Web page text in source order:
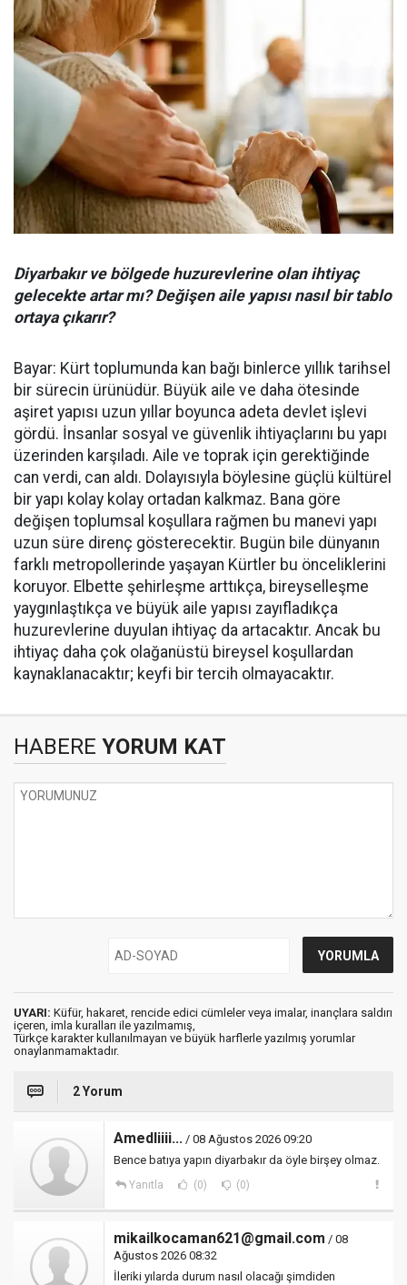
Diyarbakır ve bölgede huzurevlerine olan ihtiyaç
gelecekte artar mı? Değişen aile yapısı nasıl bir tablo
ortaya çıkarır?
Bayar: Kürt toplumunda kan bağı binlerce yıllık tarihsel
bir sürecin ürünüdür. Büyük aile ve daha ötesinde
aşiret yapısı uzun yıllar boyunca adeta devlet işlevi
gördü. İnsanlar sosyal ve güvenlik ihtiyaçlarını bu yapı
üzerinden karşıladı. Aile ve toprak için gerektiğinde
can verdi, can aldı. Dolayısıyla böylesine güçlü kültürel
bir yapı kolay kolay ortadan kalkmaz. Bana göre
değişen toplumsal koşullara rağmen bu manevi yapı
uzun süre direnç gösterecektir. Bugün bile dünyanın
farklı metropollerinde yaşayan Kürtler bu önceliklerini
koruyor. Elbette şehirleşme arttıkça, bireyselleşme
yaygınlaştıkça ve büyük aile yapısı zayıfladıkça
huzurevlerine duyulan ihtiyaç da artacaktır. Ancak bu
ihtiyaç daha çok olağanüstü bireysel koşullardan
kaynaklanacaktır; keyfi bir tercih olmayacaktır.
HABERE YORUM KAT
UYARI: Küfür, hakaret, rencide edici cümleler veya imalar, inançlara saldırı
içeren, imla kuralları ile yazılmamış,
Türkçe karakter kullanılmayan ve büyük harflerle yazılmış yorumlar
onaylanmamaktadır.
2 Yorum
Amedliiii... / 08 Ağustos 2026 09:20
Bence batıya yapın diyarbakır da öyle birşey olmaz.
Yanıtla (0) (0)
mikailkocaman621@gmail.com / 08
Ağustos 2026 08:32
İleriki yılarda durum nasıl olacağı şimdiden